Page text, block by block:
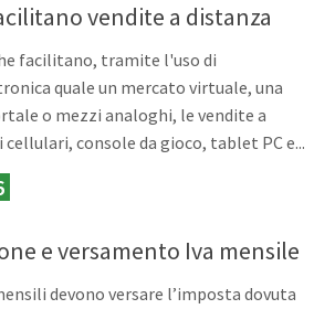
vendite a distanza
facilitano, tramite l'uso di
quale un mercato virtuale, una
o mezzi analoghi, le vendite a
console da gioco, tablet PC e...
e versamento Iva mensile
devono versare l’imposta dovuta